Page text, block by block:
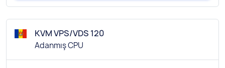
KVM VPS/VDS 120
Adanmış CPU